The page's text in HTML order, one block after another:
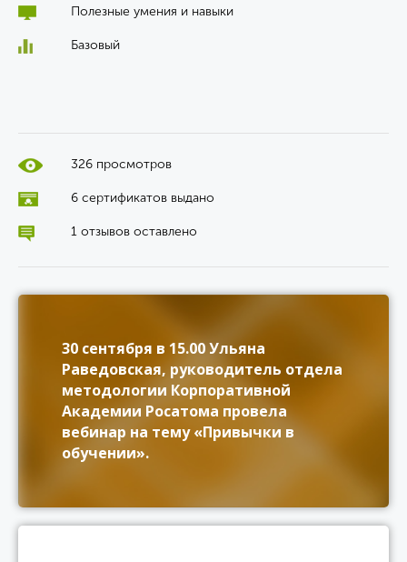
Полезные умения и навыки
Базовый
326 просмотров
6 сертификатов выдано
1 отзывов оставлено
30 сентября в 15.00 Ульяна
Раведовская, руководитель отдела
методологии Корпоративной
Академии Росатома провела
вебинар на тему «Привычки в
обучении».